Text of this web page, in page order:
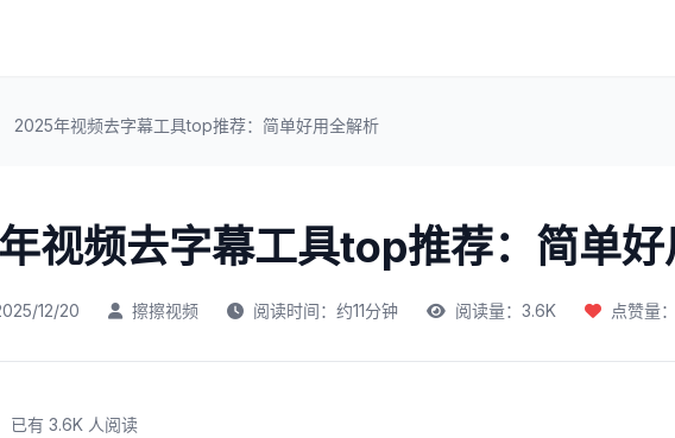
2025年视频去字幕工具top推荐：简单好用全解析
视频去字幕工具top推荐：简单好
12/20 擦擦视频 阅读时间：约11分钟 阅读量：3.6K 点赞量
已有 3.6K 人阅读